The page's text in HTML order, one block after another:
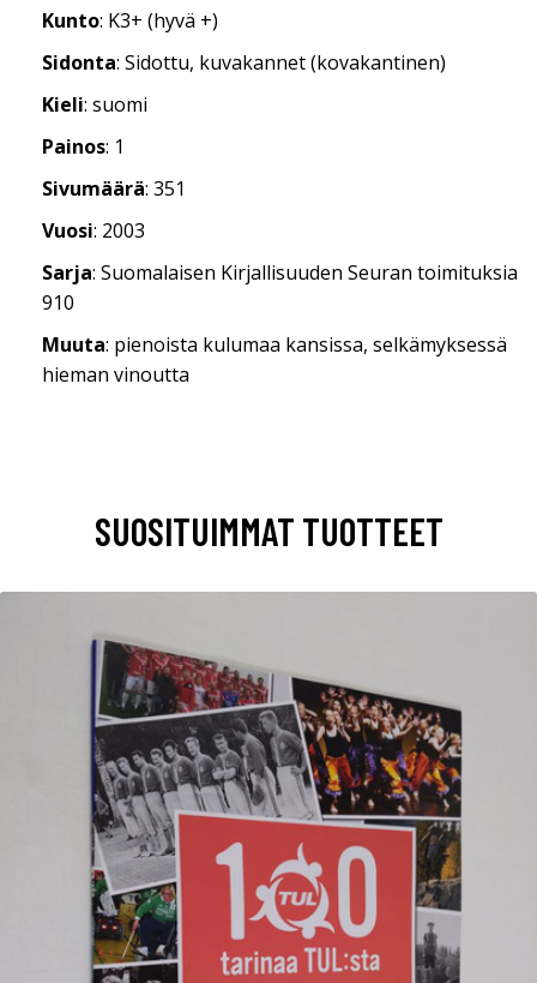
Kunto: K3+ (hyvä +)
Sidonta: Sidottu, kuvakannet (kovakantinen)
Kieli: suomi
Painos: 1
Sivumäärä: 351
Vuosi: 2003
Sarja: Suomalaisen Kirjallisuuden Seuran toimituksia
910
Muuta: pienoista kulumaa kansissa, selkämyksessä
hieman vinoutta
SUOSITUIMMAT TUOTTEET